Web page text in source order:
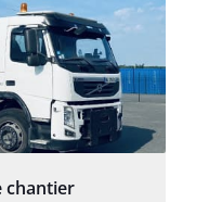
chantier